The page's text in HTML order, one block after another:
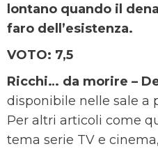
lontano quando il
faro dell’esistenza.
VOTO: 7,5
Ricchi… da morire –
disponibile nelle sale a
Per altri articoli come
tema serie TV e